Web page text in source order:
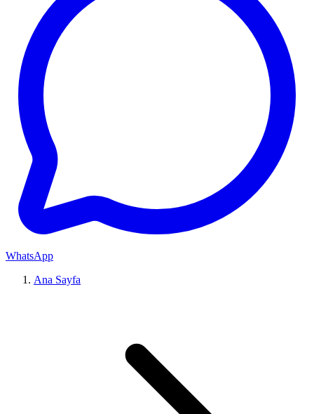
WhatsApp
Ana Sayfa